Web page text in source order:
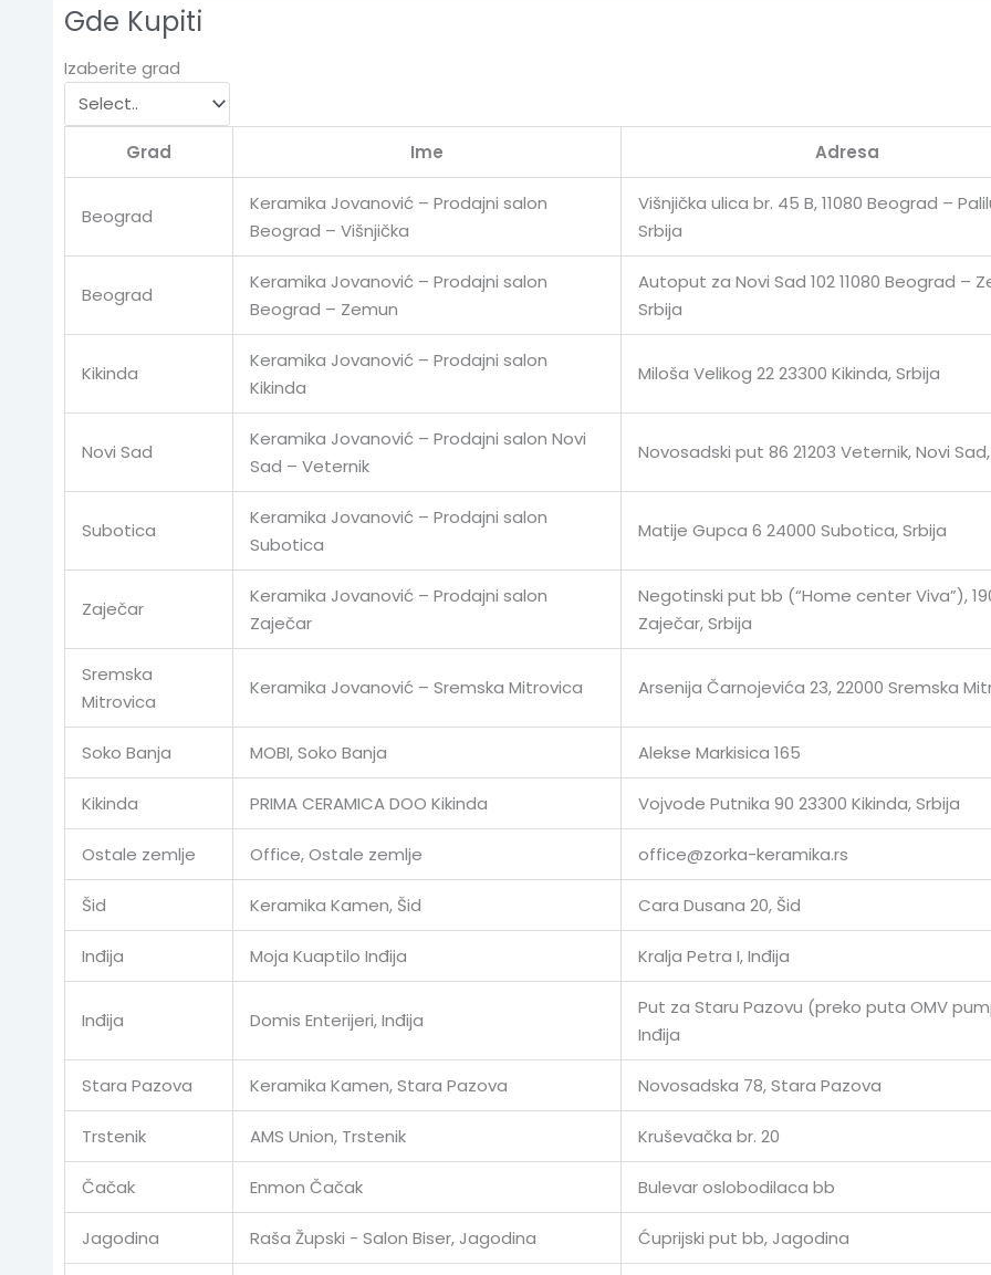
Gde Kupiti
Izaberite grad
Grad Ime Adresa
Beograd
Keramika Jovanović – Prodajni salon
Beograd – Višnjička
Višnjička ulica br. 45 B, 11080 Beograd –
Srbija
Beograd
Keramika Jovanović – Prodajni salon
Beograd – Zemun
Autoput za Novi Sad 102 11080 Beograd –
Srbija
Kikinda
Keramika Jovanović – Prodajni salon
Kikinda
Miloša Velikog 22 23300 Kikinda, Srbija
Novi Sad
Keramika Jovanović – Prodajni salon Novi
Sad – Veternik
Novosadski put 86 21203 Veternik, Novi
Subotica
Keramika Jovanović – Prodajni salon
Subotica
Matije Gupca 6 24000 Subotica, Srbija
Zaječar
Keramika Jovanović – Prodajni salon
Zaječar
Negotinski put bb (“Home center Viva”),
Zaječar, Srbija
Sremska
Mitrovica
Keramika Jovanović – Sremska Mitrovica Arsenija Čarnojevića 23, 22000 Sremska
Soko Banja MOBI, Soko Banja Alekse Markisica 165
Kikinda PRIMA CERAMICA DOO Kikinda Vojvode Putnika 90 23300 Kikinda, Srbija
Ostale zemlje Office, Ostale zemlje office@zorka-keramika.rs
Šid Keramika Kamen, Šid Cara Dusana 20, Šid
Inđija Moja Kuaptilo Inđija Kralja Petra I, Inđija
Inđija Domis Enterijeri, Inđija
Put za Staru Pazovu (preko puta OMV
Inđija
Stara Pazova Keramika Kamen, Stara Pazova Novosadska 78, Stara Pazova
Trstenik AMS Union, Trstenik Kruševačka br. 20
Čačak Enmon Čačak Bulevar oslobodilaca bb
Jagodina Raša Župski - Salon Biser, Jagodina Ćuprijski put bb, Jagodina